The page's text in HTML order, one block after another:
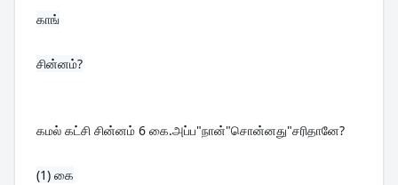
காங்
சின்னம்?
கமல் கட்சி சின்னம் 6 கை.அப்ப"நான்"சொன்னது"சரிதானே?
(1) கை